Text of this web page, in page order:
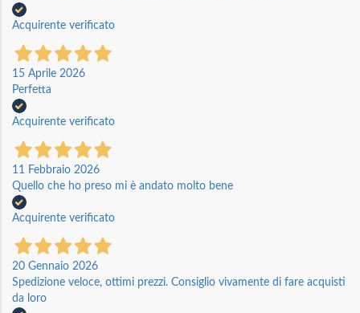
Acquirente verificato
15 Aprile 2026
Perfetta
Acquirente verificato
11 Febbraio 2026
Quello che ho preso mi è andato molto bene
Acquirente verificato
20 Gennaio 2026
Spedizione veloce, ottimi prezzi. Consiglio vivamente di fare acquisti
da loro